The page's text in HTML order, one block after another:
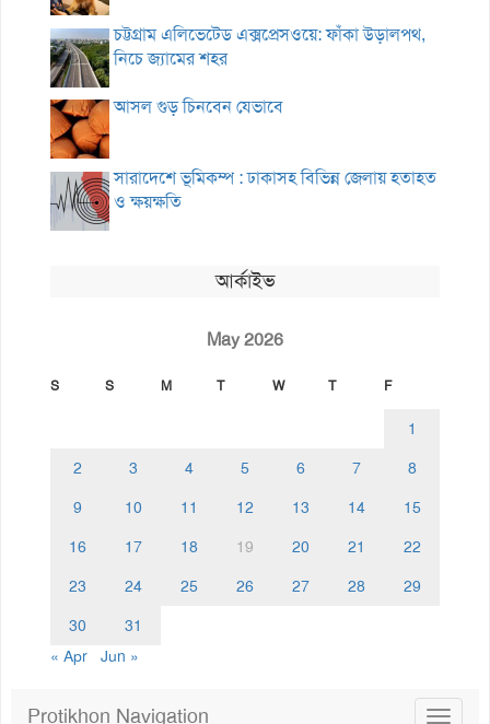
চট্টগ্রাম এলিভেটেড এক্সপ্রেসওয়ে: ফাঁকা উড়ালপথ,
নিচে জ্যামের শহর
আসল গুড় চিনবেন যেভাবে
সারাদেশে ভূমিকম্প : ঢাকাসহ বিভিন্ন জেলায় হতাহত
ও ক্ষয়ক্ষতি
আর্কাইভ
May 2026
S S M T W T F
1
2
3 4 5 6 7
8
9
10 11 12 13 14
15
16
17 18 19 20 21
22
23
24 25 26 27 28
29
30
31
« Apr
Jun »
Toggle
Protikhon Navigation